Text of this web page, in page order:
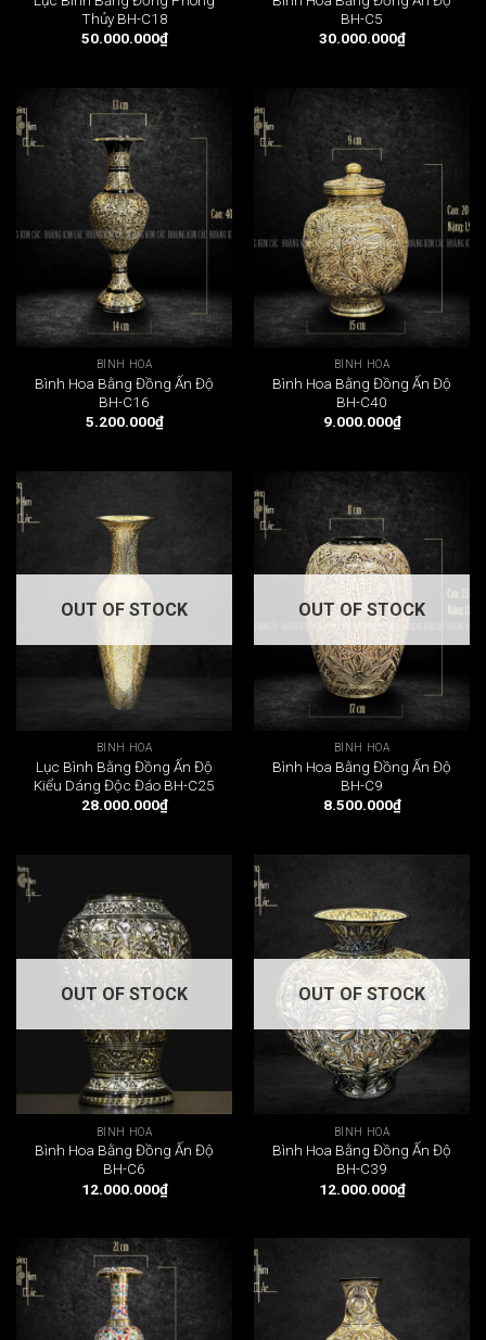
Thủy BH-C18
50.000.000₫
BH-C5
30.000.000₫
BÌNH HOA
Bình Hoa Bằng Đồng Ấn Độ
BH-C16
5.200.000₫
BÌNH HOA
Bình Hoa Bằng Đồng Ấn Độ
BH-C40
9.000.000₫
OUT OF STOCK
BÌNH HOA
Lục Bình Bằng Đồng Ấn Độ
Kiểu Dáng Độc Đáo BH-C25
28.000.000₫
OUT OF STOCK
BÌNH HOA
Bình Hoa Bằng Đồng Ấn Độ
BH-C9
8.500.000₫
OUT OF STOCK
BÌNH HOA
Bình Hoa Bằng Đồng Ấn Độ
BH-C6
12.000.000₫
OUT OF STOCK
BÌNH HOA
Bình Hoa Bằng Đồng Ấn Độ
BH-C39
12.000.000₫